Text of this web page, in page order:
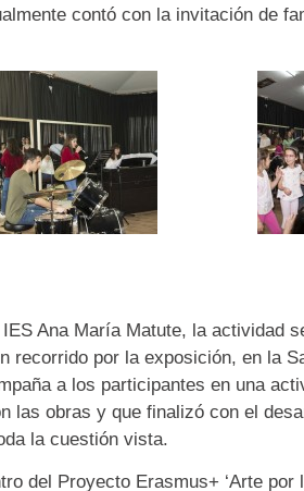
contó con la invitación de
Ana María Matute, la actividad
recorrido por la exposición, en la
a los participantes en una
las obras y que finalizó con el
la cuestión vista.
del Proyecto Erasmus+ ‘Arte por